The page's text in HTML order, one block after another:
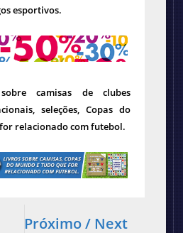
esportivos.
camisas de clubes
seleções, Copas do
relacionado com futebol.
Próximo / Next